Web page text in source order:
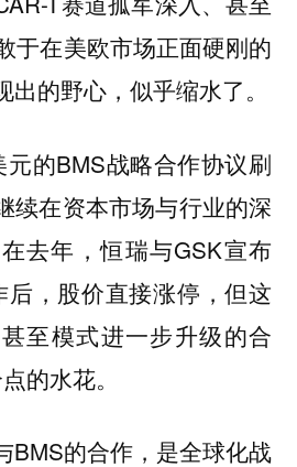
于在美欧市场正面硬刚的
的野心，似乎缩水了。
的BMS战略合作协议刷
续在资本市场与行业的深
去年，恒瑞与GSK宣布
后，股价直接涨停，但这
至模式进一步升级的合
的水花。
BMS的合作，是全球化战